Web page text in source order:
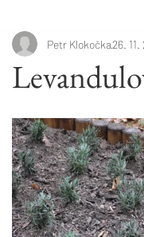
Petr Klokočka26. 11.